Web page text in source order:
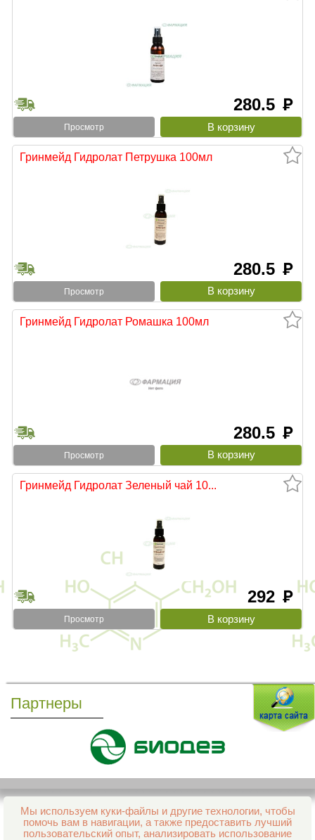
280.5 руб
Просмотр
Гринмейд Гидролат Петрушка 100мл
280.5 руб
Просмотр
Гринмейд Гидролат Ромашка 100мл
280.5 руб
Просмотр
Гринмейд Гидролат Зеленый чай 10...
292 руб
Просмотр
Партнеры
Мы используем куки-файлы и другие технологии, чтобы
помочь вам в навигации, а также предоставить лучший
пользовательский опыт, анализировать использование
Все права защищены и охраняются законом
© 2013–2026 Интернет-аптека Фармация